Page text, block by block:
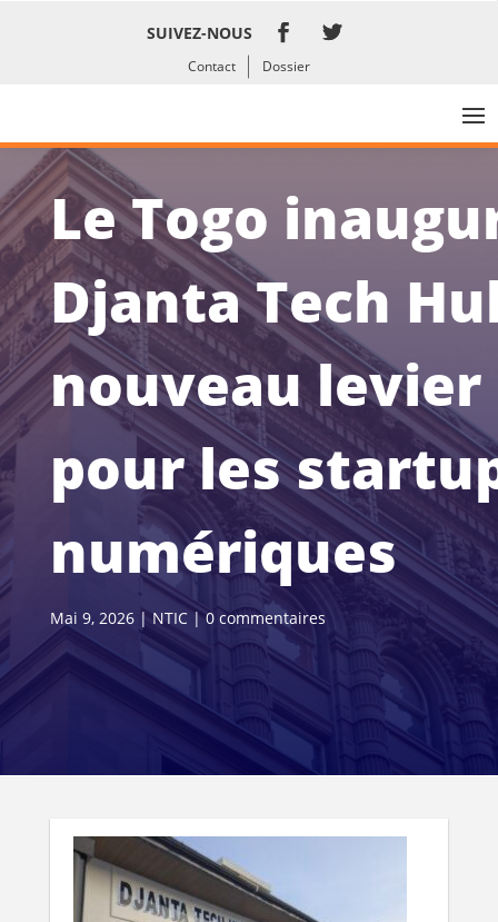
SUIVEZ-NOUS
Contact Dossier
Le Togo
Djanta Tech
nouveau levier
pour les
numériques
Mai 9, 2026| NTIC|0 commentaires